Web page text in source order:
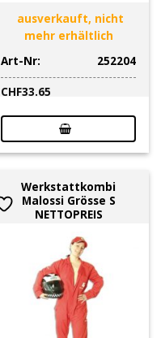
ausverkauft, nicht
mehr erhältlich
Art-Nr:
252204
CHF33.65
Werkstattkombi
Malossi Grösse S
NETTOPREIS